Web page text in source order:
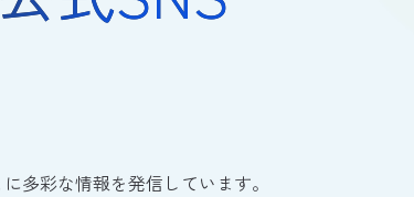
多彩な情報を発信しています。